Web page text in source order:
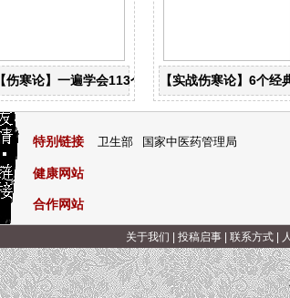
【伤寒论】一遍学会113个古典经方！【实战伤寒论】6个
特别链接 卫生部 国家中医药管理局
健康网站
合作网站
关于我们 投稿启事| 联系方式|